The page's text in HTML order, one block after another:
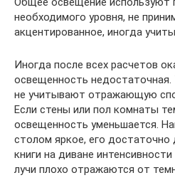
необходимого уровня, не
акцентированное, иногда
Иногда после всех расчетов
освещенность недостаточная.
не учитывают отражающую
Если стены или пол комнаты
освещенность уменьшается.
столом яркое, его
книги на диване
лучи плохо отражаются от